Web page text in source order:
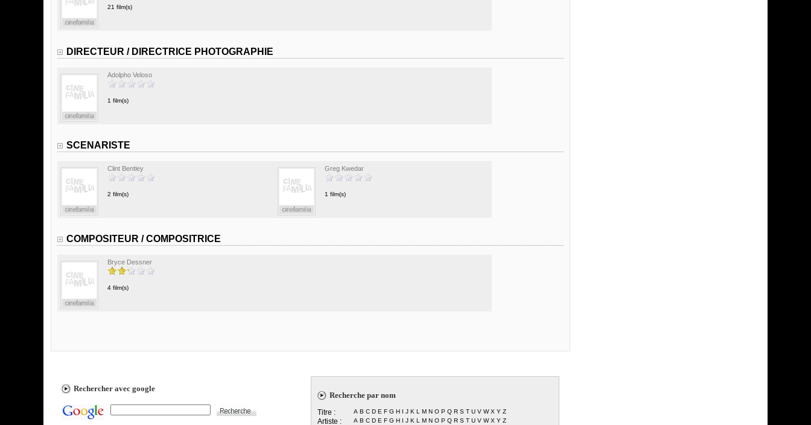
21 film(s)
DIRECTEUR / DIRECTRICE PHOTOGRAPHIE
Adolpho Veloso
1 film(s)
SCENARISTE
Clint Bentley
2 film(s)
Greg Kwedar
1 film(s)
COMPOSITEUR / COMPOSITRICE
Bryce Dessner
4 film(s)
Rechercher avec google
Recherche par nom
Titre : A B C D E F G H J K L M N O P Q R S T U V W X Y Z
Artiste : A B C D E F G H J K L M N O P Q R S T U V W X Y Z